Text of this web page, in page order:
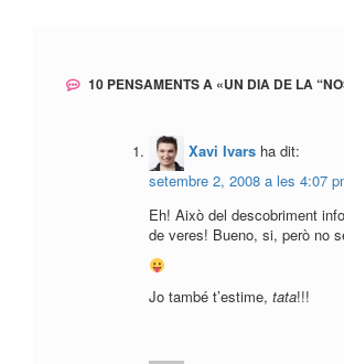
10 PENSAMENTS A «UN DIA DE LA
Xavi Ivars ha dit:
setembre 2, 2008 a les 4:07
Eh! Això del descobriment
de veres! Bueno, si, però no
Jo també t’estime, tata!!!